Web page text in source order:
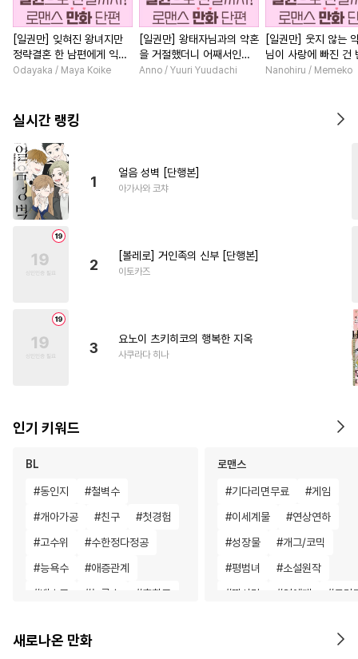
[일권만] 잊혀진 왕녀지만
정략결혼 한 남편에게 익애
받고 있습니다 [단행본]
Odayaka / Maya Koike
[일권만] 왕태자님과의 약혼
을 거절했더니 어째서인지
얀데레로 돌변했습니다 [단
Anno / Yuuri Yuudachi
[일권만] 웃지 않는
님이 사랑에 빠진 건
저인 것 같습니다 [
Nanohiru / Memeko
실시간 랭킹
1
얼음 성벽 [단행본]
아가사와 코챠
2
[볼레로] 거인족의 신부 [단행본]
이토카즈
3
요노이 츠키히코의 행복한 지옥
사쿠라다 히나
인기 키워드
BL
#동인지 #철벽수
#개아가공 #친구 #첫경험
#고수위 #수한정다정공
#능욕수 #애증관계
#벤츠공 #능글수 #후회공
#힐링물 #예민수
로맨스
#기다리면무료 #게임
#이세계물 #연상연하
#성장물 #개그/코믹
#평범녀 #소설원작
#짝사랑 #연예계 #드라
새로나온 만화